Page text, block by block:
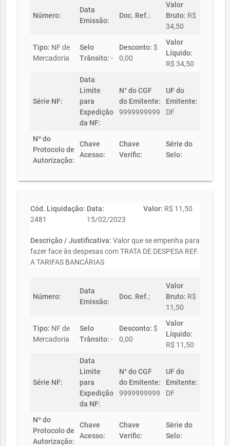
Número:
Data
Emissão:
Doc. Ref.:
Valor
Bruto: R$
34,50
Tipo: NF de
Mercadoria
Selo
Trânsito: -
Desconto: $
0,00
Valor
Líquido:
R$ 34,50
Série NF:
Data
Limite
para
Expedição
da NF:
N° do CGF
do Emitente:
9999999999
UF do
Emitente:
DF
Nº do
Protocolo de
Autorização:
Chave
Acesso:
Chave
Verific:
Série do
Selo:
Cód. Liquidação:
2481
Data:
15/02/2023
Valor: R$ 11,50
Descrição / Justificativa: Valor que se empenha para
fazer face às despesas com TRATA DE DESPESA REF.
A TARIFAS BANCÁRIAS
Número:
Data
Emissão:
Doc. Ref.:
Valor
Bruto: R$
11,50
Tipo: NF de
Mercadoria
Selo
Trânsito: -
Desconto: $
0,00
Valor
Líquido:
R$ 11,50
Série NF:
Data
Limite
para
Expedição
da NF:
N° do CGF
do Emitente:
9999999999
UF do
Emitente:
DF
Nº do
Protocolo de
Autorização:
Chave
Acesso:
Chave
Verific:
Série do
Selo: